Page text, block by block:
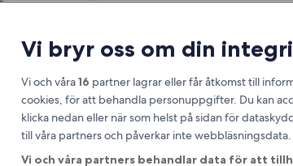
Vi bryr oss om din
Vi och våra16 partner lagrar eller får åtkomst till
cookies, för att behandla personuppgifter. Du kan
klicka nedan eller när som helst på sidan för
till våra partners och påverkar inte webbläsningsdata.
Vi och våra partners behandlar data för att